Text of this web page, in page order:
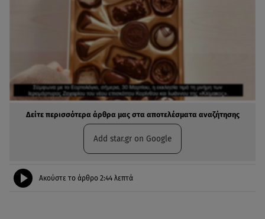
Δείτε περισσότερα άρθρα μας στα αποτελέσματα αναζήτησης
Add star.gr on Google
Ακούστε το άρθρο 2:44 λεπτά